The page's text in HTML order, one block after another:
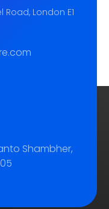
Road, London E1
Shambher,